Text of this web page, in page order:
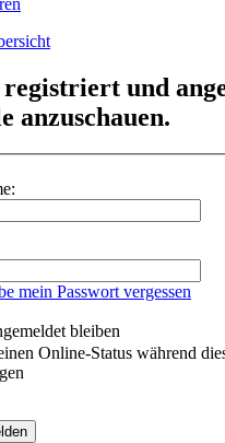
registriert und
anzuschauen.
mein Passwort vergessen
bleiben
Online-Status während